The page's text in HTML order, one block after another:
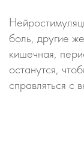
боль, другие
кишечная,
останутся,
справляться с